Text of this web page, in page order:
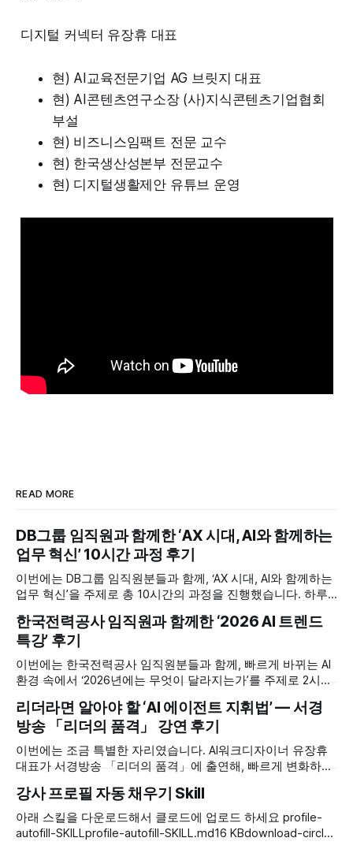
디지털 커넥터 유장휴 대표
현) AI교육전문기업 AG 브릿지 대표
현) AI콘텐츠연구소장 (사)지식콘텐츠기업협회
부설
현) 비즈니스임팩트 전문 교수
현) 한국생산성본부 전문교수
현) 디지털생활제안 유튜브 운영
READ MORE
DB그룹 임직원과 함께한 ‘AX 시대, AI와 함께하는
업무 혁신’ 10시간 과정 후기
이번에는 DB그룹 임직원분들과 함께, ‘AX 시대, AI와 함께하는
업무 혁신’을 주제로 총 10시간의 과정을 진행했습니다. 하루
에서 시작해 실제 업무에 적용하고 직접 에이전트를 만들어 보
는 단계까지 이어지는 실습 중심 과정이었습니다. 빠르게 변화
하는 AX(AI Transformation) 흐름 속에서 ‘우리 업무를 어떻게
다시
한국전력공사 임직원과 함께한 ‘2026 AI 트렌드
특강’ 후기
이번에는 한국전력공사 임직원분들과 함께, 빠르게 바뀌는 AI
환경 속에서 ‘2026년에는 무엇이 달라지는가’를 주제로 2시간
큼, 막연한 기대나 불안보다 ‘우리 업무에는 어디까지, 어떻게
적용할 수 있는가’라는 실무적인 관심이 컸던 자리였습니다.
특강은 먼저 ‘지금 우리가 어디에 서 있는가’를 정리하는 데서
출발했습니다. 가장 똑똑한
리더라면 알아야 할 ‘AI 에이전트 지휘법’ — 서경
방송 「리더의 품격」 강연 후기
이번에는 조금 특별한 자리였습니다. AI워크디자이너 유장휴
대표가 서경방송 「리더의 품격」에 출연해, 빠르게 변화하는
가’라는 주제로 강연을 진행했습니다. 가장 똑똑한 AI가 이미
우리 손안의 컴퓨터와 스마트폰에 들어와 있는데도, 정작 우리
는 여전히 바쁘고 업무는 밀려 있죠. 이 익숙한 모순에서 강연
강사 프로필 자동 채우기 Skill
아래 스킬을 다운로드해서 클로드에 업로드 하세요 profile-
autofill-SKILLprofile-autofill-SKILL.md16 KBdownload-circle